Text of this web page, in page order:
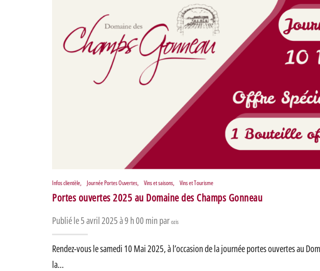
Infos clientèle, Journée Portes Ouvertes, Vins et saisons, Vins et Tourisme
Portes ouvertes 2025 au Domaine des Champs Gonneau
Publié le 5 avril 2025 à 9 h 00 min parozis
Rendez-vous le samedi 10 Mai 2025, à l’occasion de la journée portes ouvertes au
la…